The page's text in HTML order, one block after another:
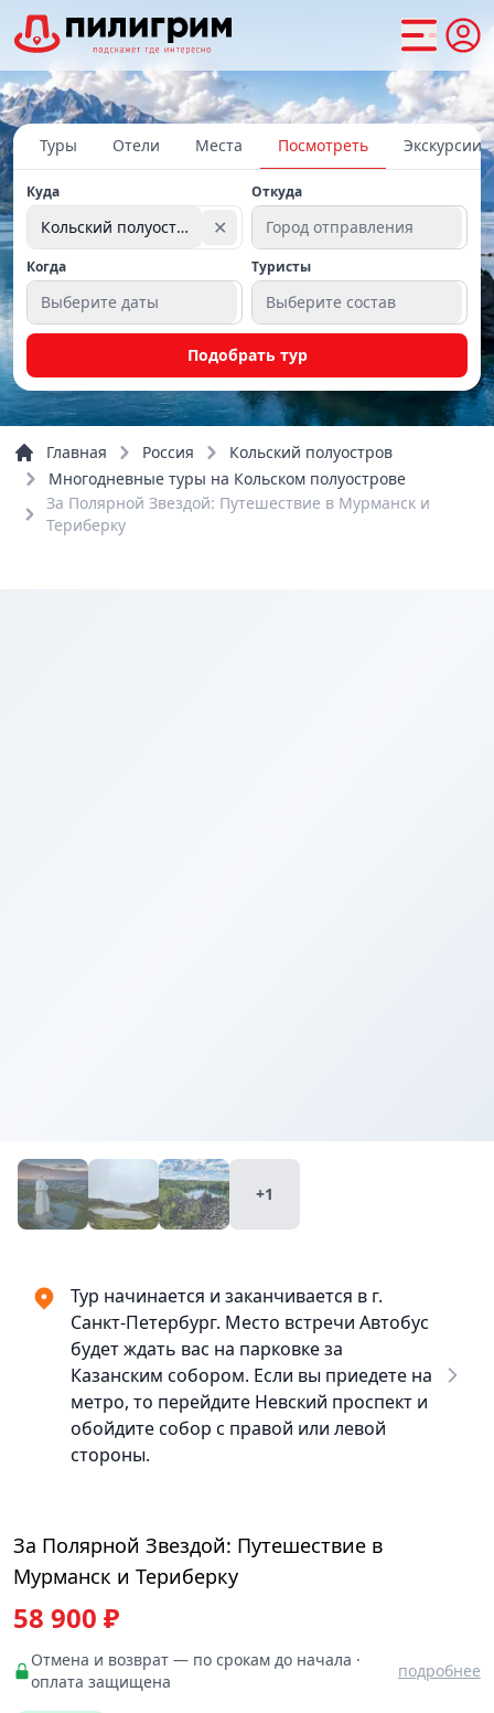
Туры Отели Места Посмотреть Экскурсии
Куда
Кольский полуостров ✕
Откуда
Город отправления
Когда
Выберите даты
Туристы
Выберите состав
Подобрать тур
Главная Россия
Кольский полуостров
Многодневные туры на Кольском полуострове
За Полярной Звездой: Путешествие в Мурманск и
Териберку
+1
Тур начинается и заканчивается в г.
Санкт-Петербург. Место встречи Автобус
будет ждать вас на парковке за
Казанским собором. Если вы приедете на
метро, то перейдите Невский проспект и
обойдите собор с правой или левой
стороны.
За Полярной Звездой: Путешествие в
Мурманск и Териберку
58 900 ₽
Отмена и возврат — по срокам до начала ·
оплата защищена
подробнее